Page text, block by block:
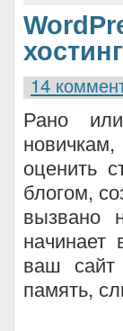
14
Рано
оценить
блогом,
вызвано
начинает
ваш сайт
память,